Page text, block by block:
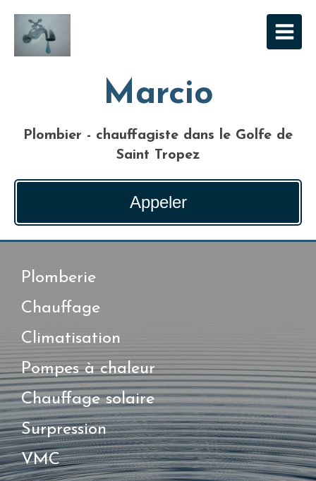
Marcio
Plombier - chauffagiste dans le Golfe de
Saint Tropez
Appeler
Plomberie
Chauffage
Climatisation
Pompes à chaleur
Chauffage solaire
Surpression
VMC